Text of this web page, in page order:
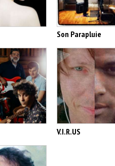
Son Parapluie
V.I.R.US